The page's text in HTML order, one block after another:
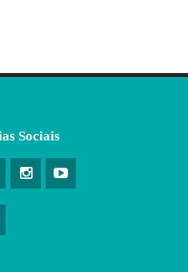
Sociais